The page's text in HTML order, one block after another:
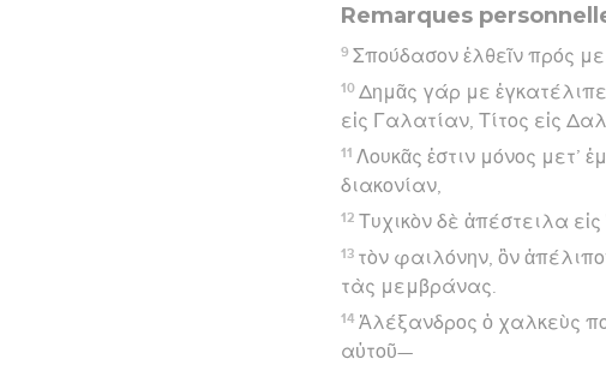
Remarques
9 Σπούδασον ἐλθεῖν πρός
10 Δημᾶς γάρ με
εἰς Γαλατίαν, Τίτος εἰς
11 Λουκᾶς ἐστιν μόνος μετ’
διακονίαν,
12 Τυχικὸν δὲ ἀπέστειλα
13 τὸν φαιλόνην, ὃν
τὰς μεμβράνας.
14 Ἀλέξανδρος ὁ χαλκεὺς
αὐτοῦ—